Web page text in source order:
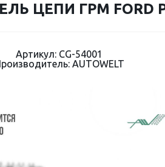
ЦЕПИ ГРМ FORD
Артикул: CG-54001
AUTOWELT